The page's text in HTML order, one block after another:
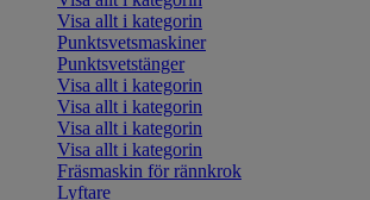
Visa allt i kategorin
Punktsvetsmaskiner
Punktsvetstänger
Visa allt i kategorin
Visa allt i kategorin
Visa allt i kategorin
Visa allt i kategorin
Fräsmaskin för rännkrok
Lyftare